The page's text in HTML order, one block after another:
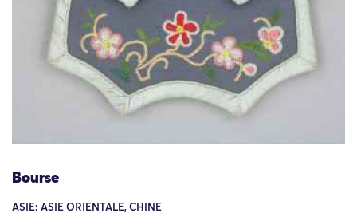
Bourse
ASIE: ASIE ORIENTALE, CHINE